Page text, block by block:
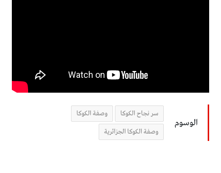
الوسوم
سر نجاح الكوكا وصفة الكوكا
وصفة الكوكا الجزائرية